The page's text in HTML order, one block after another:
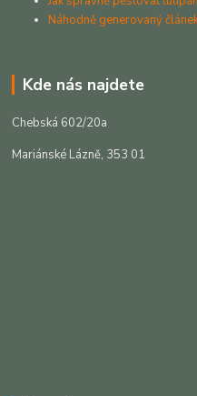
Náhodně generovaný
Kde nás najdete
Chebská 602/20a
Mariánské Lázně, 353 01